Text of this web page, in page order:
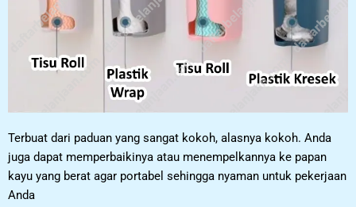
Terbuat dari paduan yang sangat kokoh, alasnya kokoh. Anda
juga dapat memperbaikinya atau menempelkannya ke papan
kayu yang berat agar portabel sehingga nyaman untuk pekerjaan
Anda